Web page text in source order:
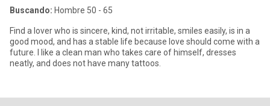
Buscando: Hombre 50 - 65
Find a lover who is sincere, kind, not irritable, smiles easily, is in a
good mood, and has a stable life because love should come with a
future. I like a clean man who takes care of himself, dresses
neatly, and does not have many tattoos.